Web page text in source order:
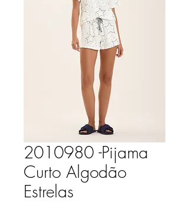
2010980 -Pijama
Curto Algodão
Estrelas